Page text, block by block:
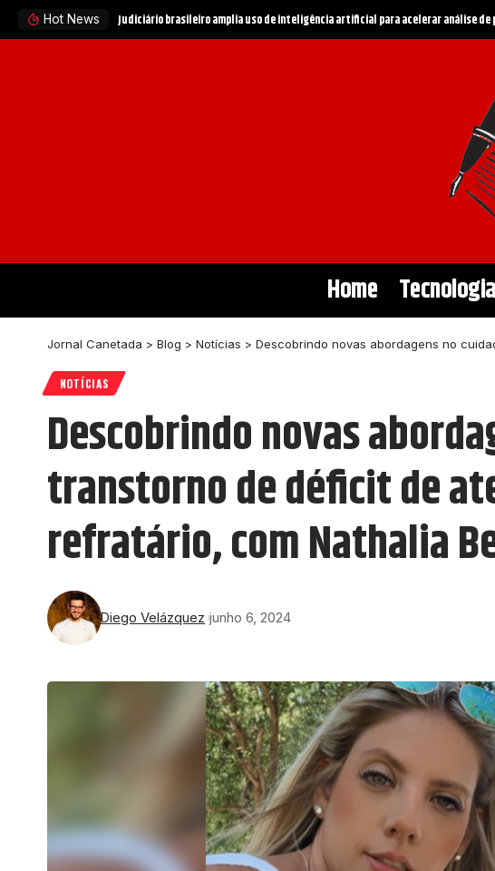
Hot News STF e governo buscam evitar crise institucional entre Polícia Federal e Supremo
Home Tecnologia
Jornal Canetada > Blog > Notícias > Descobrindo novas abordagens no
NOTÍCIAS
Descobrindo novas
transtorno de déficit de
refratário, com Nathalia
Diego Velázquez junho 6, 2024